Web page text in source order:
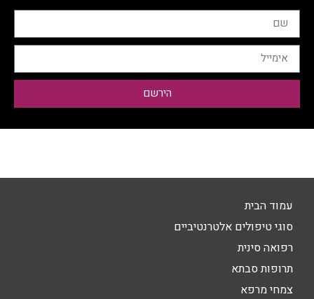
הירשם
עמוד הבית
סוגי טיפולים אלטרנטיביים
רפואה סינית
תרופות סבתא
צמחי מרפא